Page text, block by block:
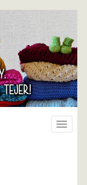
Toggle